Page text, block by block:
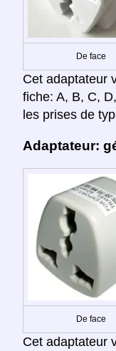
De face
Cet adaptateur
fiche: A, B, C,
les prises de
Adaptateur:
De face
Cet adaptateur